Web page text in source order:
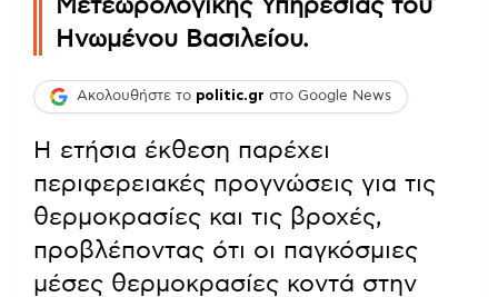
Μετεωρολογικής Υπηρεσίας του
Ηνωμένου Βασιλείου.
Ακολουθήστε το politic.gr στο Google News
Η ετήσια έκθεση παρέχει
περιφερειακές προγνώσεις για τις
θερμοκρασίες και τις βροχές,
προβλέποντας ότι οι παγκόσμιες
μέσες θερμοκρασίες κοντά στην